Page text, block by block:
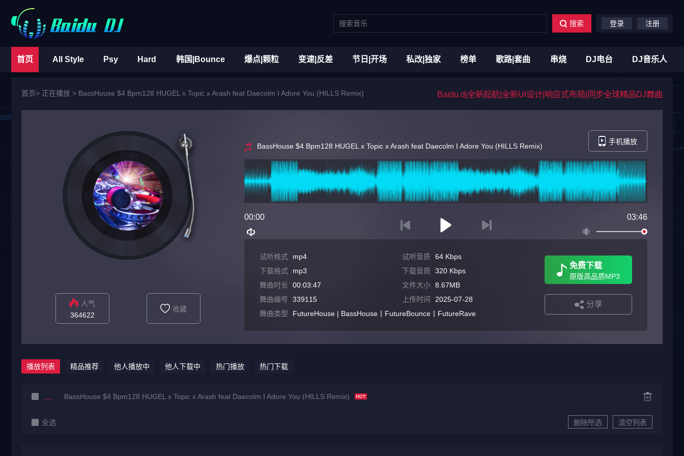
搜索 登录 注册
首页 All Style Psy Hard 韩国|Bounce 爆点|颗粒 变速|反差 节日|开场 私改|独家 榜单 歌路|套曲 串烧 DJ电台 DJ音乐人
首页> 正在播放 > BassHouse $4 Bpm128 HUGEL x Topic x Arash feat Daecolm I Adore You (HILLS Remix) Baidu.dj全新起航|全新UI设计|响应式布局|同步全球精品DJ舞曲
人气
364622
收藏
BassHouse $4 Bpm128 HUGEL x Topic x Arash feat Daecolm I Adore You (HILLS Remix)
手机播放
00:00 03:46
试听格式 mp4 试听音质 64 Kbps
下载格式
mp3 下载音质 320 Kbps
舞曲时长
00:03:47 文件大小 8.67MB
舞曲编号
339115 上传时间
2025-07-28
舞曲类型
FutureHouse | BassHouse丨FutureBounce丨FutureRave
免费下载
原版高品质MP3
分享
播放列表 精品推荐 他人播放中 他人下载中 热门播放 热门下载
BassHouse $4 Bpm128 HUGEL x Topic x Arash feat Daecolm I Adore You (HILLS Remix)
全选 删除所选 清空列表